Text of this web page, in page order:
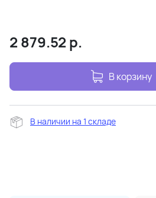
2 879.52 р.
В корзину
В наличии на 1 складе